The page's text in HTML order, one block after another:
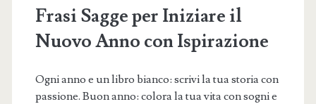
Frasi Sagge per Iniziare il
Nuovo Anno con Ispirazione
Ogni anno e un libro bianco: scrivi la tua storia con
passione. Buon anno: colora la tua vita con sogni e